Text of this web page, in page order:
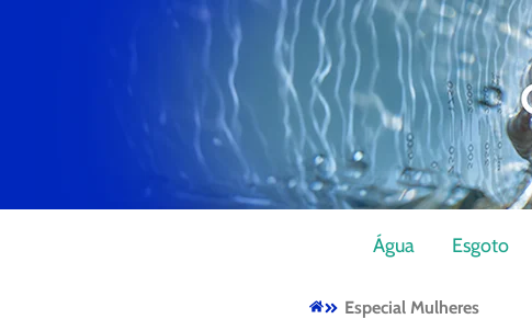
Água Esgoto
Especial Mulheres